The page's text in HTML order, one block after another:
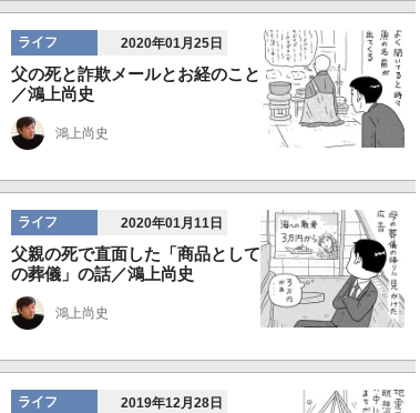
ライフ 2020年01月25日
父の死と詐欺メールとお経のこと
／鴻上尚史
鴻上尚史
ライフ 2020年01月11日
父親の死で直面した「商品として
の葬儀」の話／鴻上尚史
鴻上尚史
ライフ 2019年12月28日